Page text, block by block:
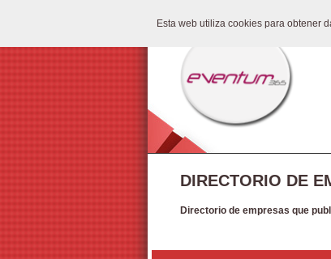
Esta web utiliza cookies para obtener
DIRECTORIO DE
Directorio de empresas que